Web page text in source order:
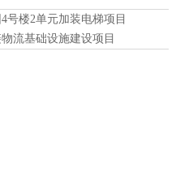
花园4号楼2单元加装电梯项目
冷链物流基础设施建设项目